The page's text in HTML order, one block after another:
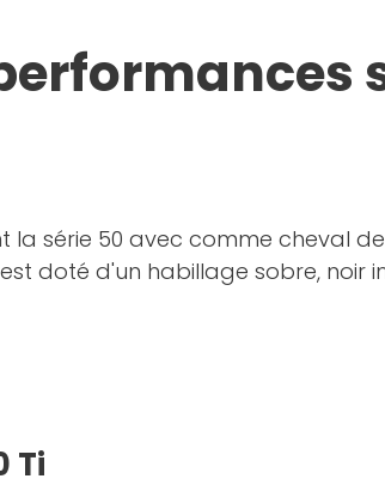
la série 50 avec comme cheval
doté d'un habillage sobre,
Ti